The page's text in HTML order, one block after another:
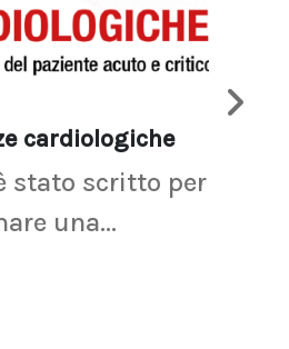
cardiologiche
stato scritto per
una...